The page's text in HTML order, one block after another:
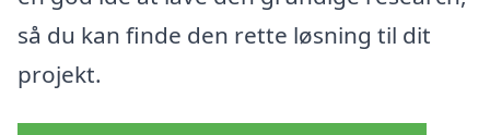
så du kan finde den rette løsning til dit
projekt.